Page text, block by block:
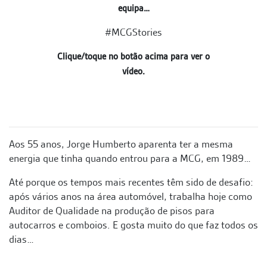
equipa…
#MCGStories
Clique/toque no botão acima para ver o
vídeo.
Aos 55 anos, Jorge Humberto aparenta ter a mesma
energia que tinha quando entrou para a MCG, em 1989…
Até porque os tempos mais recentes têm sido de desafio:
após vários anos na área automóvel, trabalha hoje como
Auditor de Qualidade na produção de pisos para
autocarros e comboios. E gosta muito do que faz todos os
dias…